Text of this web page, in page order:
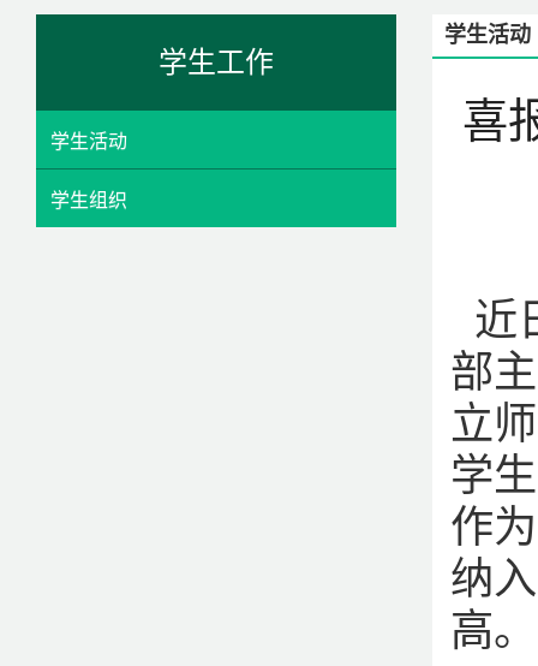
学生工作
学生活动
学生组织
学生活动
喜
近
部
立
学
作
纳
高。